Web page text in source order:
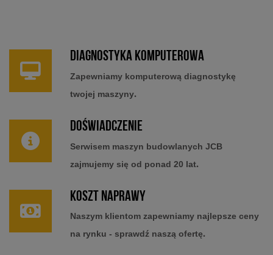
Diagnostyka komputerowa
Zapewniamy komputerową diagnostykę
twojej maszyny.
Doświadczenie
Serwisem maszyn budowlanych JCB
zajmujemy się od ponad 20 lat.
Koszt naprawy
Naszym klientom zapewniamy najlepsze ceny
na rynku - sprawdź naszą ofertę.